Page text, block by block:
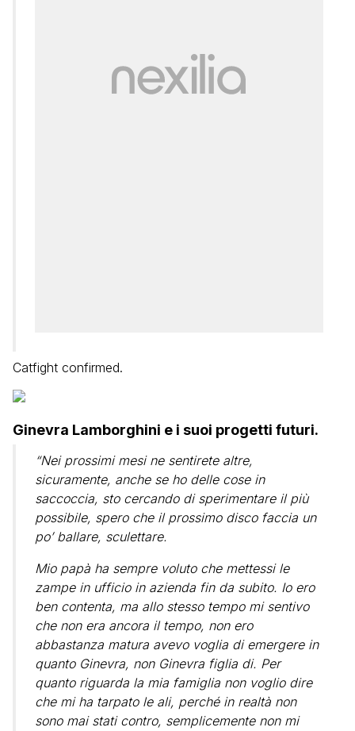
Catfight confirmed.
Ginevra Lamborghini e i suoi progetti futuri.
“Nei prossimi mesi ne sentirete altre,
sicuramente, anche se ho delle cose in
saccoccia, sto cercando di sperimentare il più
possibile, spero che il prossimo disco faccia un
po’ ballare, sculettare.
Mio papà ha sempre voluto che mettessi le
zampe in ufficio in azienda fin da subito. Io ero
ben contenta, ma allo stesso tempo mi sentivo
che non era ancora il tempo, non ero
abbastanza matura avevo voglia di emergere in
quanto Ginevra, non Ginevra figlia di. Per
quanto riguarda la mia famiglia non voglio dire
che mi ha tarpato le ali, perché in realtà non
sono mai stati contro, semplicemente non mi